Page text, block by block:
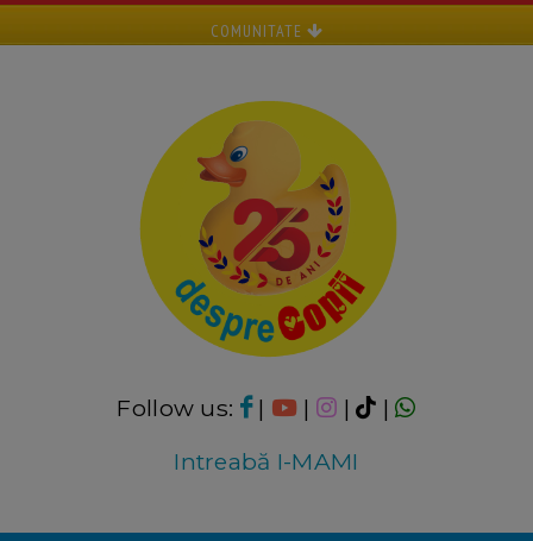
COMUNITATE
Follow us: | | |
|
Intreabă I-MAMI